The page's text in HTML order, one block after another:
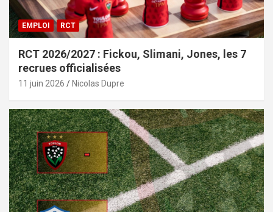
EMPLOI RCT
RCT 2026/2027 : Fickou, Slimani, Jones, les 7
recrues officialisées
11 juin 2026 Nicolas Dupre